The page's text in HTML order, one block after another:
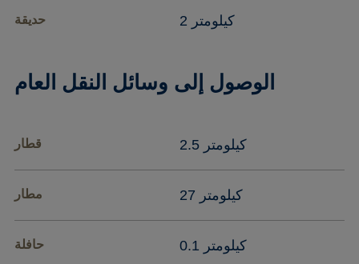
حديقة 2 كيلومتر
الوصول إلى وسائل النقل العام
قطار 2.5 كيلومتر
مطار 27 كيلومتر
حافلة 0.1 كيلومتر